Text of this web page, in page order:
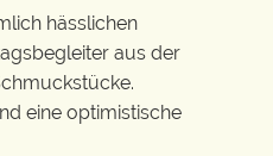
hässlichen
aus der
eine optimistische